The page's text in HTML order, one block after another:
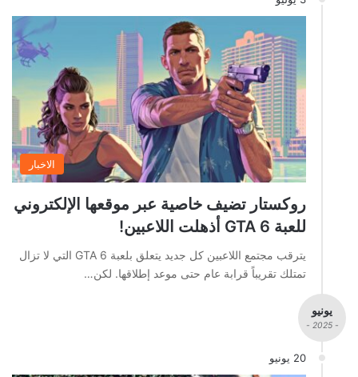
الاخبار
روكستار تضيف خاصية عبر موقعها الإلكتروني
للعبة GTA 6 أذهلت اللاعبين!
يترقب مجتمع اللاعبين كل جديد يتعلق بلعبة GTA 6 التي لا تزال
تمتلك تقريباً قرابة عام حتى موعد إطلاقها. لكن…
يونيو
- 2025 -
20 يونيو